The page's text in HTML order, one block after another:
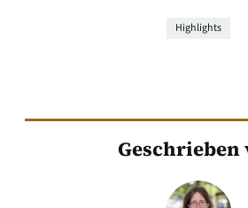
Highlights
Geschrieben